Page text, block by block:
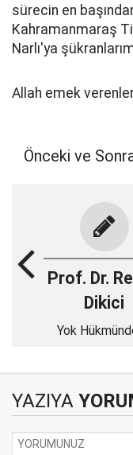
sürecin en
Kahramanmaraş
Narlı'ya
Allah emek
Önceki ve
Prof. Dr.
Dikici
Yok
YAZIYA